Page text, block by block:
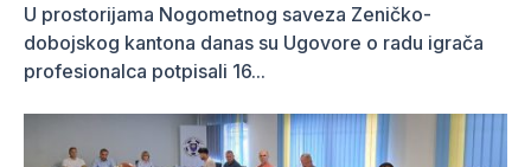
U prostorijama Nogometnog saveza Zeničko-
dobojskog kantona danas su Ugovore o radu igrača
profesionalca potpisali 16...